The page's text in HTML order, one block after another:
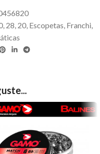
28, 20 Escopetas Franchi